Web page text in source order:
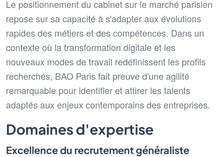
Le positionnement du cabinet sur le marché parisien
repose sur sa capacité à s'adapter aux évolutions
rapides des métiers et des compétences. Dans un
contexte où la transformation digitale et les
nouveaux modes de travail redéfinissent les profils
recherchés, BAO Paris fait preuve d'une agilité
remarquable pour identifier et attirer les talents
adaptés aux enjeux contemporains des entreprises.
Domaines d'expertise
Excellence du recrutement généraliste